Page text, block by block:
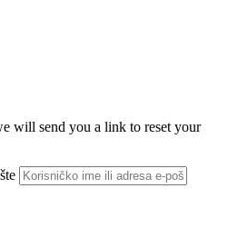
will send you a link to reset your